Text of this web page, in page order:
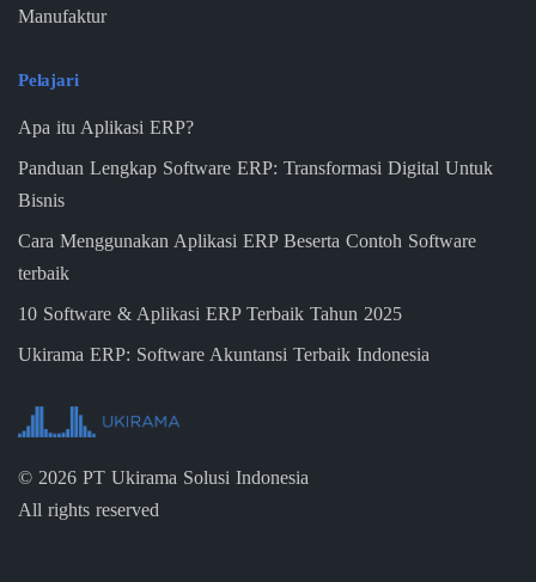
Manufaktur
Pelajari
Apa itu Aplikasi ERP?
Panduan Lengkap Software ERP: Transformasi Digital Untuk
Bisnis
Cara Menggunakan Aplikasi ERP Beserta Contoh Software
terbaik
10 Software & Aplikasi ERP Terbaik Tahun 2025
Ukirama ERP: Software Akuntansi Terbaik Indonesia
© 2026 PT Ukirama Solusi Indonesia
All rights reserved